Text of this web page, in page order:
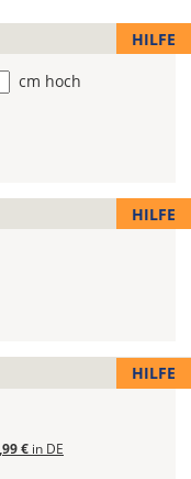
HILFE
cm hoch
HILFE
HILFE
€ in DE